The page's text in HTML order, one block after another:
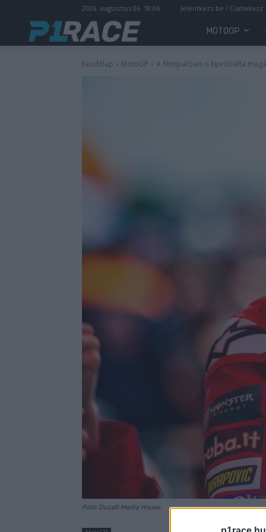
2026. augusztus 06. 18:06 Jelentkezz be / Csatlakozz
MOTOGP
Kezdőlap MotoGP A filmiparban is kipróbálta
Fotó: Ducati Media House